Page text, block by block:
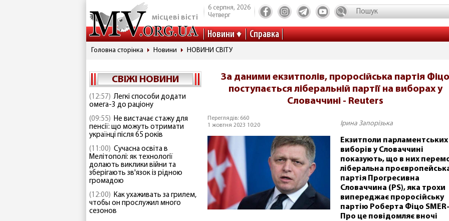
місцеві вісті
6 серпня, 2026
Четверг
Новини Справка
Головна сторінка Новини НОВИНИ СВІТУ
СВІЖІ НОВИНИ
(12:57) Легкі способи додати
омега-3 до раціону
(09:55) Не вистачає стажу для
пенсії: що можуть отримати
українці після 65 років
(11:00) Сучасна освіта в
Мелітополі: як технології
долають виклики війни та
зберігають зв'язок із рідною
громадою
(12:00) Как ухаживать за грилем,
чтобы он прослужил много
сезонов
За даними екзитполів, проросійська партія Фіцо
поступається ліберальній партії на виборах у
Словаччині - Reuters
Переглядів: 660
1 жовтня 2023 10:20
Ірина Запорізька
Екзитполи парламентських
виборів у Словаччині
показують, що в них
ліберальна
партія Прогресивна
Словаччина (PS), яка трохи
випереджає проросійську
партію Роберта Фіцо
Про це повідомляє вночі